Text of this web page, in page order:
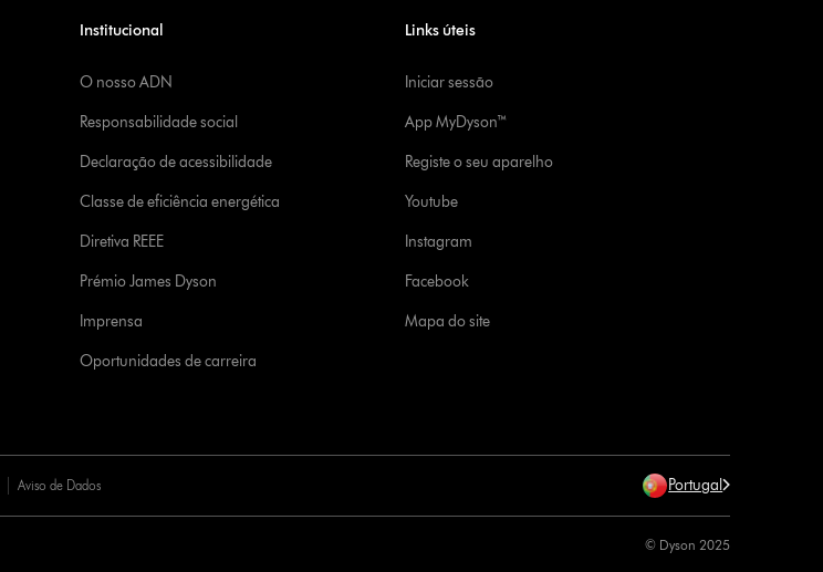
Institucional
O nosso ADN
Responsabilidade social
Declaração de acessibilidade
Classe de eficiência energética
Diretiva REEE
Prémio James Dyson
Imprensa
Oportunidades de carreira
Links úteis
Iniciar sessão
App MyDyson™
Registe o seu aparelho
Youtube
Instagram
Facebook
Mapa do site
Aviso de Dados Portugal
© Dyson 2025